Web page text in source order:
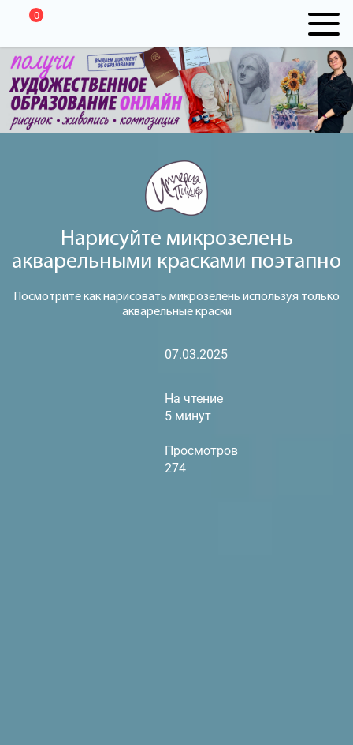
0
Нарисуйте микрозелень
акварельными красками поэтапно
Посмотрите как нарисовать микрозелень используя только
акварельные краски
07.03.2025
На чтение
5 минут
Просмотров
274